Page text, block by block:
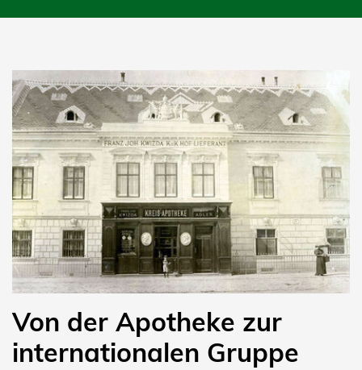
Von der Apotheke zur
internationalen Gruppe